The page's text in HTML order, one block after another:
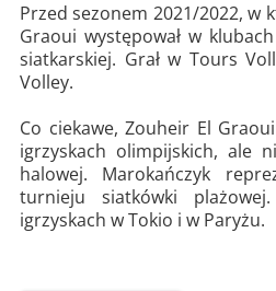
Przed sezonem 2021/2022, w
Graoui występował w
siatkarskiej. Grał w Tours
Volley.
Co ciekawe, Zouheir El
igrzyskach olimpijskich, ale
halowej. Marokańczyk
turnieju siatkówki
igrzyskach w Tokio i w Paryżu.